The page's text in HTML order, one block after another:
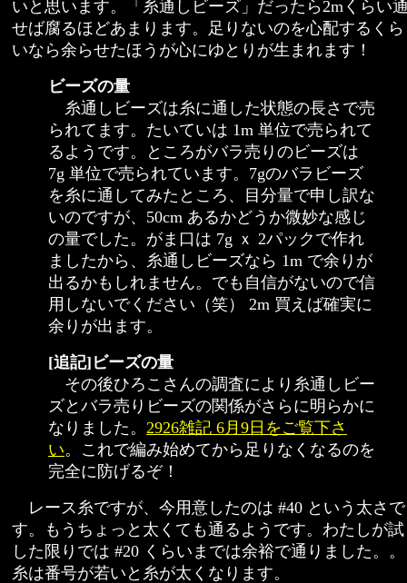
いと思います。「糸通しビーズ」だったら2mくらい
せば腐るほどあまります。足りないのを心配するくら
いなら余らせたほうが心にゆとりが生まれます！
ビーズの量
糸通しビーズは糸に通した状態の長さで売
られてます。たいていは 1m 単位で売られて
るようです。ところがバラ売りのビーズは
7g 単位で売られています。7gのバラビーズ
を糸に通してみたところ、目分量で申し訳な
いのですが、50cm あるかどうか微妙な感じ
の量でした。がま口は 7g ｘ 2パックで作れ
ましたから、糸通しビーズなら 1m で余りが
出るかもしれません。でも自信がないので信
用しないでください（笑） 2m 買えば確実に
余りが出ます。
[追記]ビーズの量
その後ひろこさんの調査により糸通しビー
ズとバラ売りビーズの関係がさらに明らかに
なりました。 2926雑記 6月9日をご覧下さ
い。これで編み始めてから足りなくなるのを
完全に防げるぞ！
レース糸ですが、今用意したのは #40 という太さで
す。もうちょっと太くても通るようです。わたしが試
した限りでは #20 くらいまでは余裕で通りました。。
糸は番号が若いと糸が太くなります。